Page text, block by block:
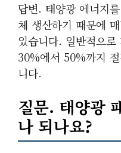
답변. 태양광 에너지
체 생산하기 때문에
있습니다. 일반적으
30%에서 50%까지
니다.
질문. 태양광
나 되나요?